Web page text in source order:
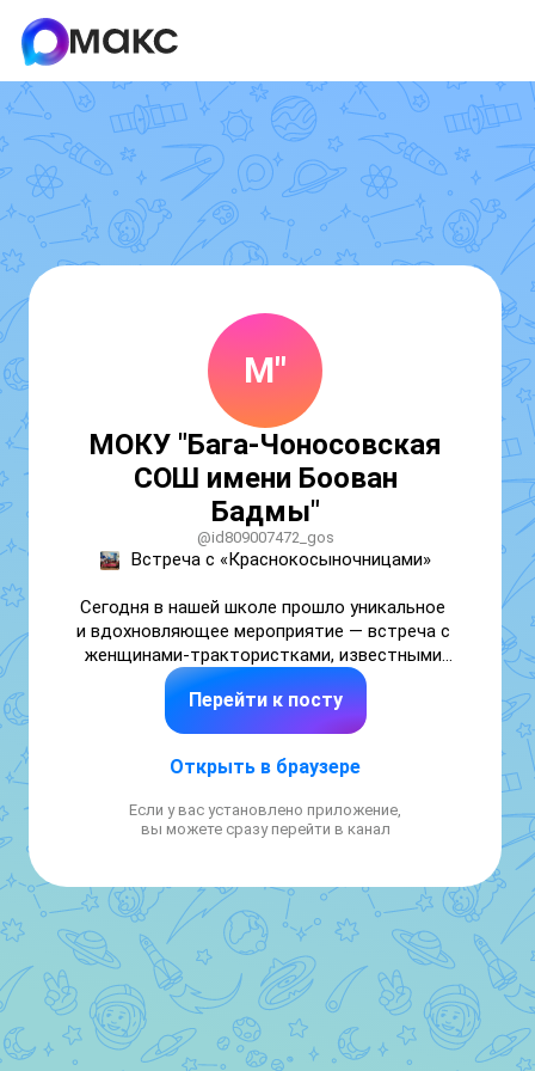
М"
МОКУ "Бага-Чоносовская
СОШ имени Боован
Бадмы"
@id809007472_gos
Встреча с «Краснокосыночницами»
Сегодня в нашей школе прошло уникальное
и вдохновляющее мероприятие — встреча с
женщинами-трактористками, известными
как красные косынки, а также их
бригадиром и механизаторам. Эта встреча
стала настоящим праздником труда и
ученикам погрузиться в удивительный мир
настоящими профессионалами своего дела.
🌱 Кто такие "красные косынки"?
"Красные косынки" — это неофициальное
название, которое закрепилось за
женщинами-трактористками, работающими
в сельской местности. Этот термин
символизирует их трудолюбие,
выносливость и преданность своему делу.
Перейти к посту
Открыть в браузере
Если у вас установлено приложение,
вы можете сразу перейти в канал